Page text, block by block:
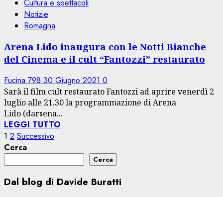
Cultura e spettacoli
Notizie
Romagna
Arena Lido inaugura con le Notti Bianche
del Cinema e il cult “Fantozzi” restaurato
Fucina 798 30 Giugno 2021 0
Sarà il film cult restaurato Fantozzi ad aprire venerdì 2
luglio alle 21.30 la programmazione di Arena
Lido (darsena...
LEGGI TUTTO
Paginazione
degli
articoli
1 2 Successivo
Cerca
Cerca
Dal blog di Davide Buratti